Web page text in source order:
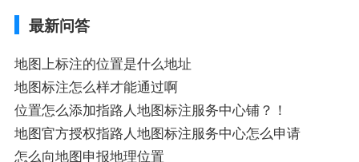
最新问答
地图上标注的位置是什么地址
地图标注怎么样才能通过啊
位置怎么添加指路人地图标注服务中心铺？！
地图官方授权指路人地图标注服务中心怎么申请
怎么向地图申报地理位置